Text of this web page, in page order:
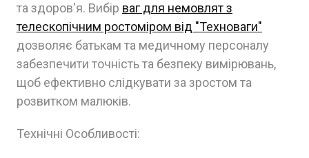
та здоров'я. Вибір ваг для немовлят з
телескопічним ростоміром від "Техноваги"
дозволяє батькам та медичному персоналу
забезпечити точність та безпеку вимірювань,
щоб ефективно слідкувати за зростом та
розвитком малюків.
Технічні Особливості: